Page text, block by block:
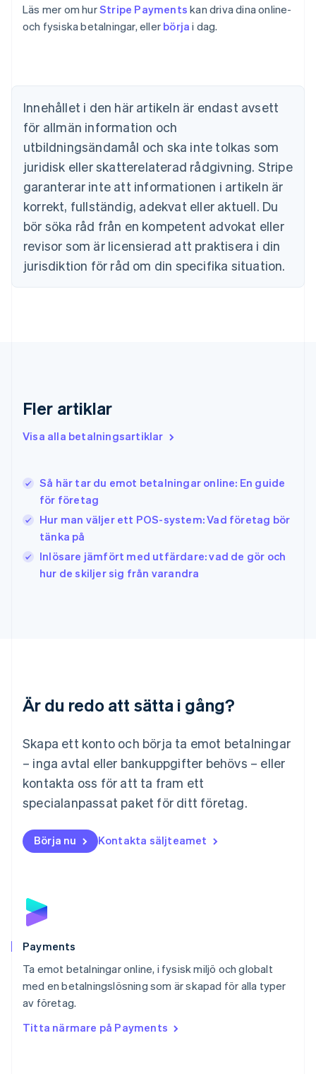
Läs mer om hurStripe Payments kan driva dina online-
och fysiska betalningar, eller börja i dag.
Innehållet i den här artikeln är endast avsett
för allmän information och
utbildningsändamål och ska inte tolkas som
juridisk eller skatterelaterad rådgivning. Stripe
garanterar inte att informationen i artikeln är
korrekt, fullständig, adekvat eller aktuell. Du
bör söka råd från en kompetent advokat eller
revisor som är licensierad att praktisera i din
jurisdiktion för råd om din specifika situation.
Fler artiklar
Visa alla betalningsartiklar
Så här tar du emot betalningar online: En guide
för företag
Hur man väljer ett POS-system: Vad företag bör
tänka på
Inlösare jämfört med utfärdare: vad de gör och
hur de skiljer sig från varandra
Är du redo att sätta i gång?
Skapa ett konto och börja ta emot betalningar
– inga avtal eller bankuppgifter behövs – eller
kontakta oss för att ta fram ett
specialanpassat paket för ditt företag.
Börja nu Kontakta säljteamet
Payments
Ta emot betalningar online, i fysisk miljö och globalt
med en betalningslösning som är skapad för alla typer
av företag.
Titta närmare på Payments
Australien
English
PortuguêsEnglish
Bulgarien
English
Cypern
English
Danmark
English
Estland
Fastlandskina
简体中文English
Finland
English Svenska
Frankrike
简体中文
Indien
Irland
Italiano English
Japan
日本語 English
English Français
Kroatien
English Italiano
Malaysia
English
Mexiko
Nederländerna
NederlandsEnglish
English
Nya Zeeland
Portugal
Português
English
DeutschFrançaisItalianoEnglish
Singapore
English简体中文
English